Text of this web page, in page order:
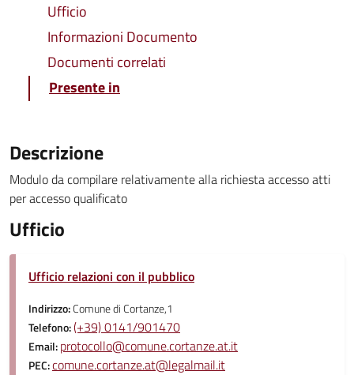
Ufficio
Informazioni Documento
Documenti correlati
Presente in
Descrizione
Modulo da compilare relativamente alla richiesta accesso atti
per accesso qualificato
Ufficio
Ufficio relazioni con il pubblico
Indirizzo:Comune di Cortanze,1
Telefono:(+39) 0141/901470
Email:protocollo@comune.cortanze.at.it
PEC:comune.cortanze.at@legalmail.it